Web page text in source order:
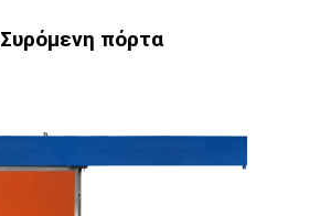
Συρόμενη πόρτα